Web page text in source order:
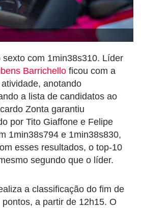
com 1min38s310. Líder
Barrichello ficou com a
anotando
a lista de candidatos ao
Zonta garantiu
por Tito Giaffone e Felipe
1min38s794 e 1min38s830,
esses resultados, o top-10
segundo que o líder.
a classificação do fim de
a partir de 12h15. O